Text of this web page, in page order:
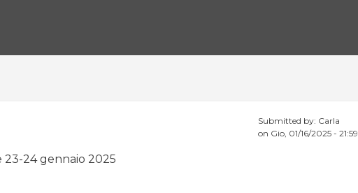
Submitted by: Carla
on Gio, 01/16/2025 - 21:59
23-24 gennaio 2025